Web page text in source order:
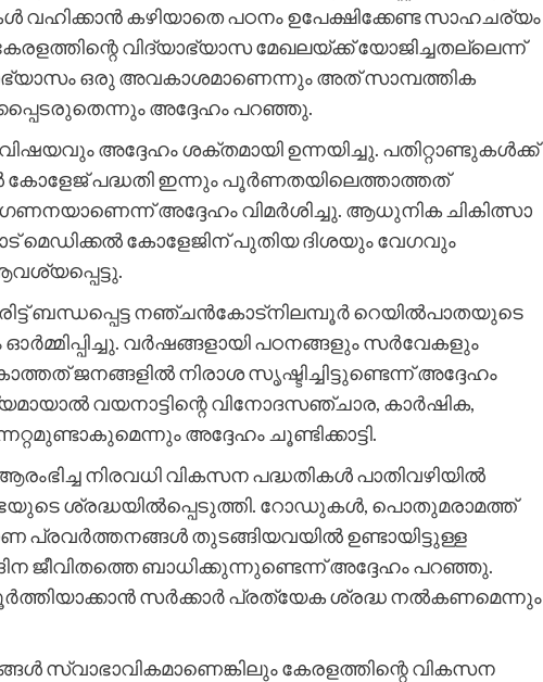
കഴിയാതെ പഠനം ഉപേക്ഷിക്കേണ്ട സാഹചര്യം
വിദ്യാഭ്യാസ മേഖലയ്ക്ക് യോജിച്ചതല്ലെന്ന്
ഒരു അവകാശമാണെന്നും അത് സാമ്പത്തിക
അദ്ദേഹം പറഞ്ഞു.
അദ്ദേഹം ശക്തമായി ഉന്നയിച്ചു. പതിറ്റാണ്ടുകൾക്ക്
കോളേജ് പദ്ധതി ഇന്നും പൂർണതയിലെത്താത്തത്
അദ്ദേഹം വിമർശിച്ചു. ആധുനിക ചികിത്സാ
മെഡിക്കൽ കോളേജിന് പുതിയ ദിശയും വേഗവും
ബന്ധപ്പെട്ട നഞ്ചൻകോട്‌നിലമ്പൂർ റെയിൽപാതയുടെ
വർഷങ്ങളായി പഠനങ്ങളും സർവേകളും
ജനങ്ങളിൽ നിരാശ സൃഷ്ടിച്ചിട്ടുണ്ടെന്ന് അദ്ദേഹം
വയനാട്ടിന്റെ വിനോദസഞ്ചാര, കാർഷിക,
അദ്ദേഹം ചൂണ്ടിക്കാട്ടി.
നിരവധി വികസന പദ്ധതികൾ പാതിവഴിയിൽ
ശ്രദ്ധയിൽപ്പെടുത്തി. റോഡുകൾ, പൊതുമരാമത്ത്
പ്രവർത്തനങ്ങൾ തുടങ്ങിയവയിൽ ഉണ്ടായിട്ടുള്ള
ജീവിതത്തെ ബാധിക്കുന്നുണ്ടെന്ന് അദ്ദേഹം പറഞ്ഞു.
സർക്കാർ പ്രത്യേക ശ്രദ്ധ നൽകണമെന്നും
സ്വാഭാവികമാണെങ്കിലും കേരളത്തിന്റെ വികസന